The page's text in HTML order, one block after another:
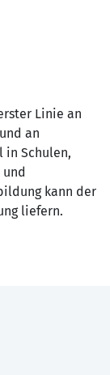
Linie an
an
in Schulen,
kann der
liefern.